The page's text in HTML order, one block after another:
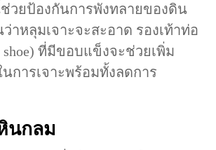
วยป้องกันการพังทลายของดิน
าหลุมเจาะจะสะอาด รองเท้าท่อ
shoe) ที่มีขอบแข็งจะช่วยเพิ่ม
การเจาะพร้อมทั้งลดการ
นกลม